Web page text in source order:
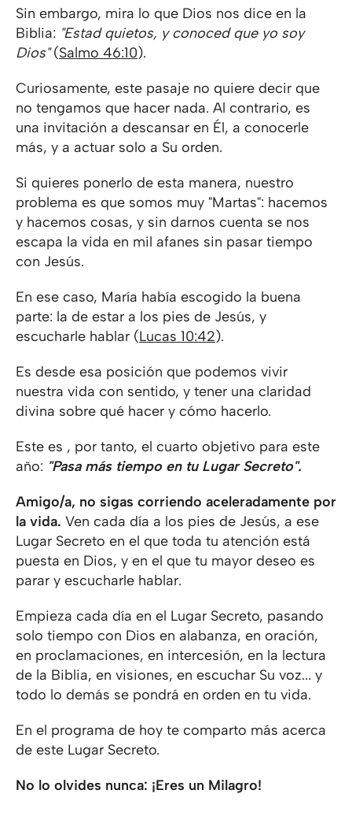
Sin embargo, mira lo que Dios nos dice en la
Biblia: "Estad quietos, y conoced que yo soy
Dios"(Salmo 46:10).
Curiosamente, este pasaje no quiere decir que
no tengamos que hacer nada. Al contrario, es
una invitación a descansar en Él, a conocerle
más, y a actuar solo a Su orden.
Si quieres ponerlo de esta manera, nuestro
problema es que somos muy "Martas": hacemos
y hacemos cosas, y sin darnos cuenta se nos
escapa la vida en mil afanes sin pasar tiempo
con Jesús.
En ese caso, María había escogido la buena
parte: la de estar a los pies de Jesús, y
escucharle hablar (Lucas 10:42).
Es desde esa posición que podemos vivir
nuestra vida con sentido, y tener una claridad
divina sobre qué hacer y cómo hacerlo.
Este es , por tanto, el cuarto objetivo para este
año: "Pasa más tiempo en tu Lugar Secreto".
Amigo/a, no sigas corriendo aceleradamente por
la vida. Ven cada día a los pies de Jesús, a ese
Lugar Secreto en el que toda tu atención está
puesta en Dios, y en el que tu mayor deseo es
parar y escucharle hablar.
Empieza cada día en el Lugar Secreto, pasando
solo tiempo con Dios en alabanza, en oración,
en proclamaciones, en intercesión, en la lectura
de la Biblia, en visiones, en escuchar Su voz... y
todo lo demás se pondrá en orden en tu vida.
En el programa de hoy te comparto más acerca
de este Lugar Secreto.
No lo olvides nunca: ¡Eres un Milagro!